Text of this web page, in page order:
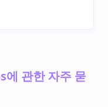
관한 자주 묻